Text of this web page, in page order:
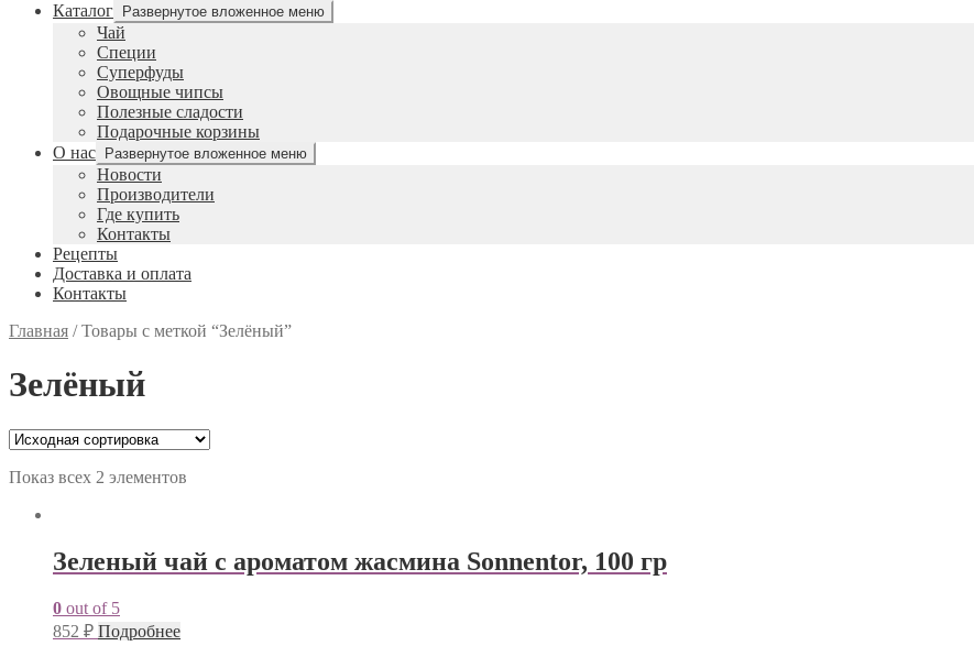
Каталог Развернутое вложенное меню
Чай
Специи
Cуперфуды
Овощные чипсы
Полезные сладости
Подарочные корзины
О нас
Развернутое вложенное меню
Новости
Производители
Где купить
Контакты
Рецепты
Доставка и оплата
Контакты
Главная /Товары с меткой “Зелёный”
Зелёный
Показ всех 2 элементов
Зеленый чай с ароматом жасмина Sonnentor, 100 гр
0 out of 5
852 ₽ Подробнее